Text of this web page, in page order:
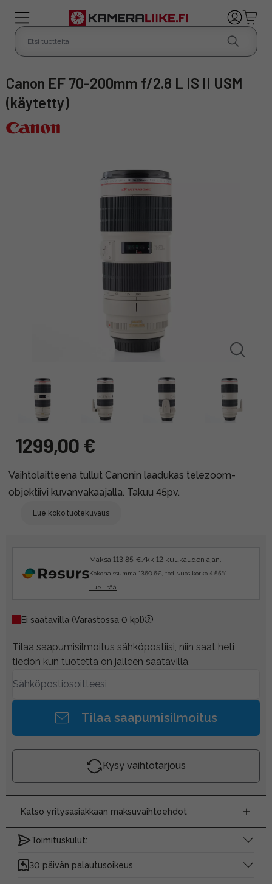
Canon EF 70-200mm f/2.8 L IS II USM
(käytetty)
1299,00 €
Vaihtolaitteena tullut Canonin laadukas telezoom-
objektiivi kuvanvakaajalla. Takuu 45pv.
Lue koko tuotekuvaus
Maksa 113.85 €/kk 12 kuukauden ajan.
Kokonaissumma 1360.6€, tod. vuosikorko 4.55%.
Lue lisää
Ei saatavilla (Varastossa 0 kpl)
Tilaa saapumisilmoitus sähköpostiisi, niin saat heti
tiedon kun tuotetta on jälleen saatavilla.
Tilaa saapumisilmoitus
Kysy vaihtotarjous
Katso yritysasiakkaan maksuvaihtoehdot
Toimituskulut:
30 päivän palautusoikeus